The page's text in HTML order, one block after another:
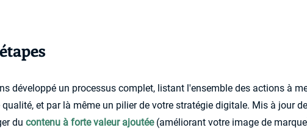
développé un processus complet, listant l'ensemble des actions à
et par là même un pilier de votre stratégie digitale. Mis à jour
du contenu à forte valeur ajoutée(améliorant votre image de